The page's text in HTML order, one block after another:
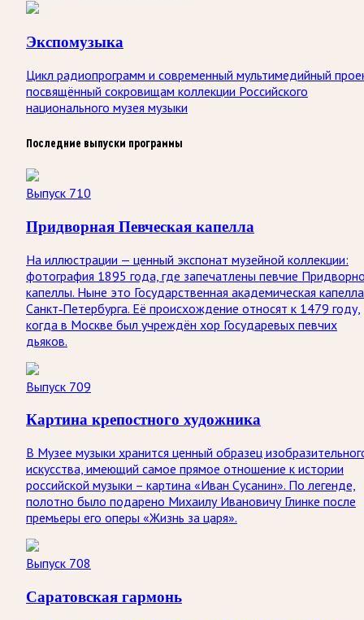
Экспомузыка
Цикл радиопрограмм и современный мультимедийный
посвящённый сокровищам коллекции Российского
национального музея музыки
Последние выпуски программы
Выпуск 710
Придворная Певческая капелла
На иллюстрации — ценный экспонат музейной коллекции:
фотография 1895 года, где запечатлены певчие
капеллы. Ныне это Государственная академическая капелла
Санкт‑Петербурга. Её происхождение относят к 1479 году,
когда в Москве был учреждён хор Государевых певчих
дьяков.
Выпуск 709
Картина крепостного художника
В Музее музыки хранится ценный образец
искусства, имеющий самое прямое отношение к истории
российской музыки – картина «Иван Сусанин». По легенде,
полотно было подарено Михаилу Ивановичу Глинке после
премьеры его оперы «Жизнь за царя».
Выпуск 708
Саратовская гармонь